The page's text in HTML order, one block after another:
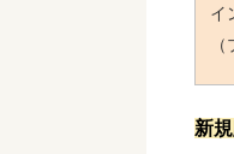
イ
新